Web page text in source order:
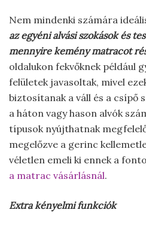
Nem mindenki számára
az egyéni alvási szokások és
mennyire kemény matracot
oldalukon fekvőknek például
felületek javasoltak, mivel
biztosítanak a váll és a csípő
a háton vagy hason alvók
típusok nyújthatnak
megelőzve a gerinc
véletlen emeli ki ennek a
a matrac vásárlásnál.
Extra kényelmi funkciók